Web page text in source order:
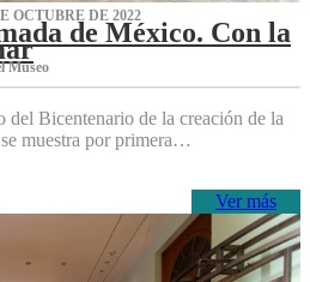
OCTUBRE DE 2022
de México. Con la
Museo‌
del Bicentenario de la creación de la
muestra por primera…
Ver más